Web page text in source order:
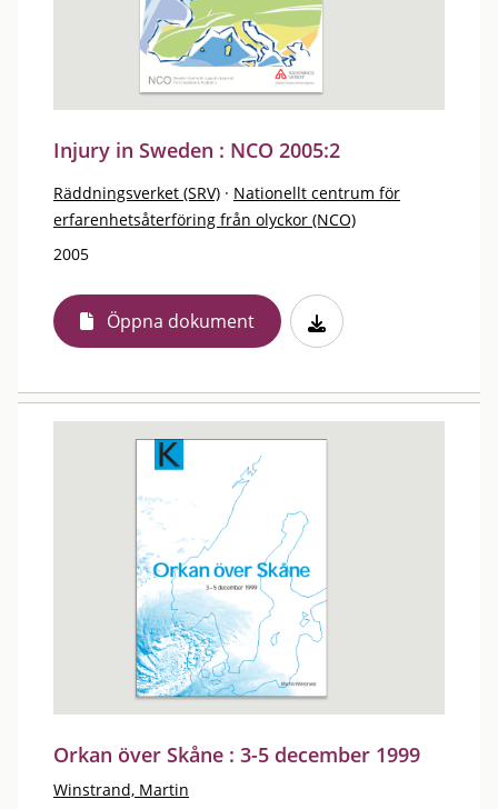
Injury in Sweden : NCO 2005:2
Räddningsverket (SRV) · Nationellt centrum för
erfarenhetsåterföring från olyckor (NCO)
2005
Öppna dokument
Orkan över Skåne : 3-5 december 1999
Winstrand, Martin